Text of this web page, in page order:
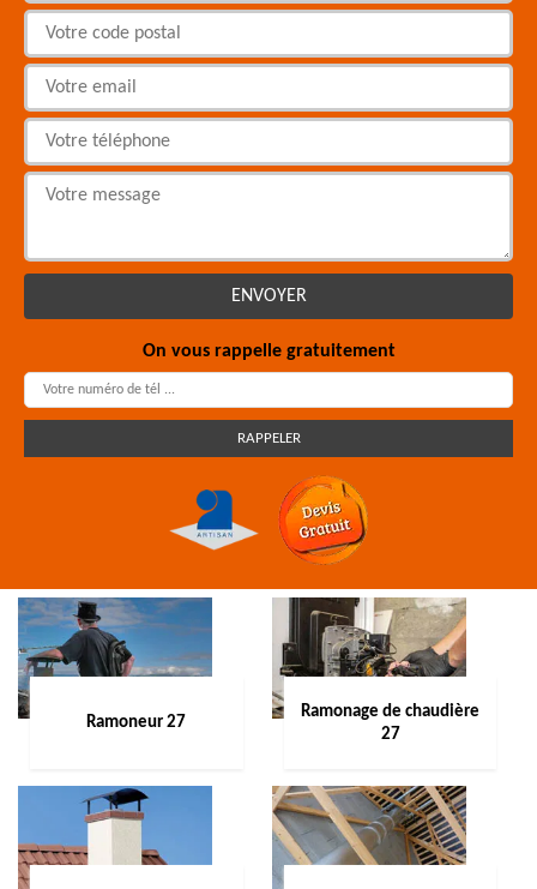
On vous rappelle gratuitement
Ramoneur 27
Ramonage de chaudière
27